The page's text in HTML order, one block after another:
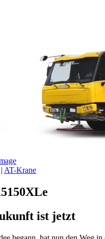
| AT-Krane
ist jetzt